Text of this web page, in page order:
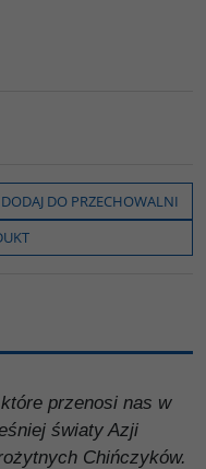
DODAJ DO PRZECHOWALNI
przenosi nas w
światy Azji
Chińczyków.